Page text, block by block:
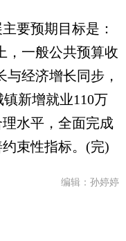
要预期目标是：
，一般公共预算收
与经济增长同步，
新增就业110万
水平，全面完成
束性指标。(完)
编辑：孙婷婷